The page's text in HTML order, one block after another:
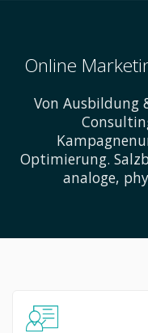
Online
Von Ausbildung
Optimierung.
analoge,